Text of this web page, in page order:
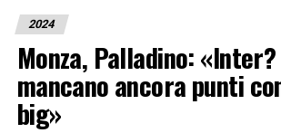
2024
Monza, Palladino: «Inter?
mancano ancora punti
big»